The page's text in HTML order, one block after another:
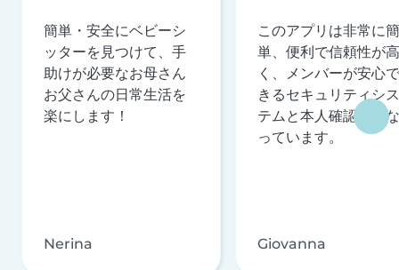
簡単・安全にベビーシ
ッターを見つけて、手
助けが必要なお母さん
お父さんの日常生活を
楽にします！
Nerina
このアプリは非常に簡
単、便利で信頼性が高
く、メンバーが安心で
きるセキュリティシス
テムと本人確認を行な
っています。
Giovanna